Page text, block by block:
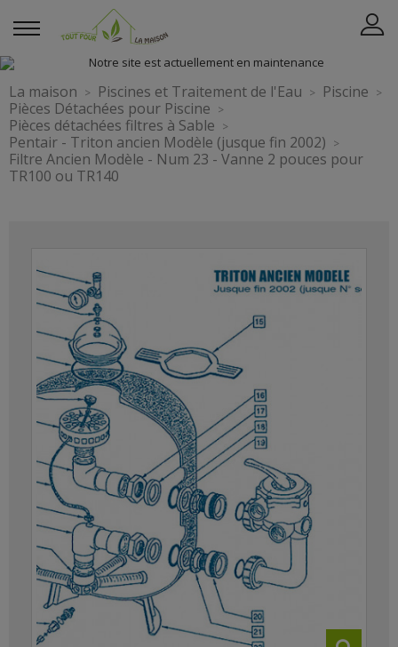
La maison Piscines et Traitement de l'Eau
Piscine
Pièces Détachées pour Piscine
Pièces détachées filtres à Sable
Pentair - Triton ancien Modèle (jusque fin 2002)
Filtre Ancien Modèle - Num 23 - Vanne 2 pouces pour
TR100 ou TR140